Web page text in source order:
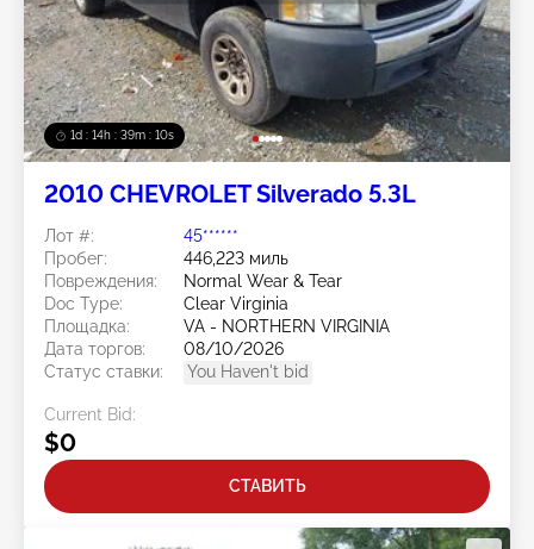
1d : 14h : 39m : 07s
2010 CHEVROLET Silverado 5.3L
Лот #:
45******
Пробег:
446,223 миль
Повреждения:
Normal Wear & Tear
Doc Type:
Clear Virginia
Площадка:
VA - NORTHERN VIRGINIA
Дата торгов:
08/10/2026
Статус ставки:
You Haven't bid
Current Bid:
$0
СТАВИТЬ